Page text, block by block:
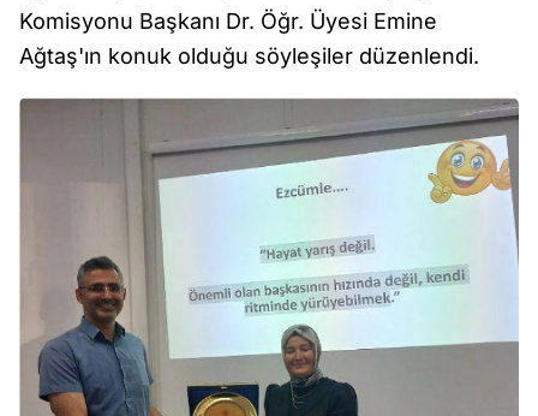
Komisyonu Başkanı Dr. Öğr. Üyesi Emine
Ağtaş'ın konuk olduğu söyleşiler düzenlendi.